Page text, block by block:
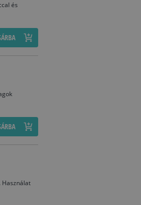
és
Használat